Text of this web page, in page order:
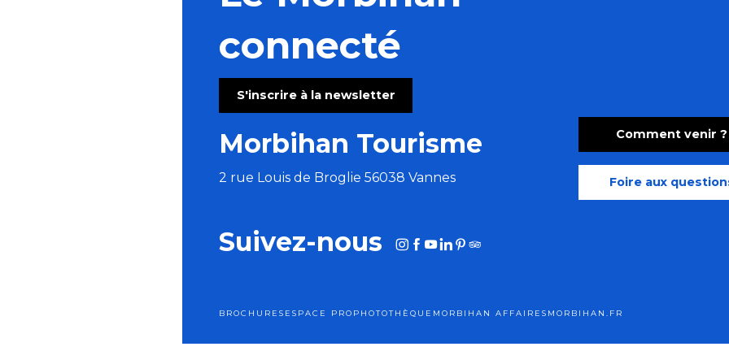
connecté
S'inscrire à la newsletter
Morbihan Tourisme
2 rue Louis de Broglie 56038 Vannes
Comment venir ?
Foire aux
Suivez-nous
BROCHURES ESPACE PRO PHOTOTHÈQUE MORBIHAN AFFAIRES MORBIHAN.FR